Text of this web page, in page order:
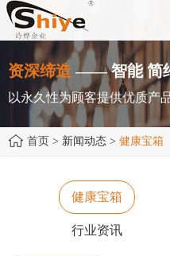
资深缔造 —— 智能 简
以永久性为顾客提供优质产
首页 > 新闻动态 > 健康宝箱
健康宝箱
行业资讯